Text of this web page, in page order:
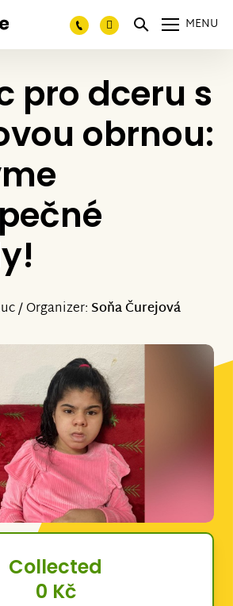
MENU
pro dceru s
obrnou:
/ Organizer: Soňa Čurejová
Collected
0 Kč